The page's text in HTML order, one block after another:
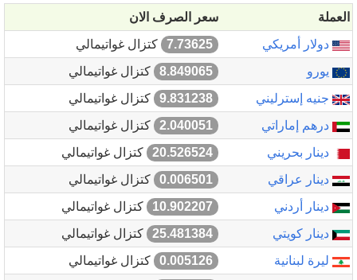
العملة
سعر الصرف الان
دولار أمريكي
7.73625
كتزال غواتيمالي
يورو
8.849065
كتزال غواتيمالي
جنيه إسترليني
9.831238
كتزال غواتيمالي
درهم إماراتي
2.040051
كتزال غواتيمالي
دينار بحريني
20.526524
كتزال غواتيمالي
دينار عراقي
0.006501
كتزال غواتيمالي
دينار أردني
10.902207
كتزال غواتيمالي
دينار كويتي
25.481384
كتزال غواتيمالي
ليرة لبنانية
0.005126
كتزال غواتيمالي